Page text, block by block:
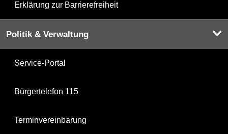
Erklärung zur Barrierefreiheit
Politik & Verwaltung
Service-Portal
Bürgertelefon 115
Terminvereinbarung